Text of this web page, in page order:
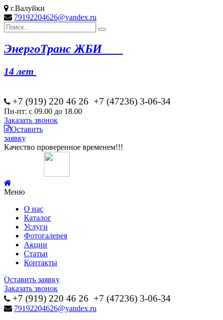
г.Валуйки
79192204626@yandex.ru
ЭнергоТранс ЖБИ
14 лет
+7 (919) 220 46 26 +7 (47236) 3-06-34
Пн-пт: с 09.00 до 18.00
Заказать звонок
Оставить
заявку
Качество проверенное временем!!!
Меню
О нас
Каталог
Услуги
Фотогалерея
Акции
Статьи
Контакты
Оставить заявку
Заказать звонок
+7 (919) 220 46 26 +7 (47236) 3-06-34
79192204626@yandex.ru